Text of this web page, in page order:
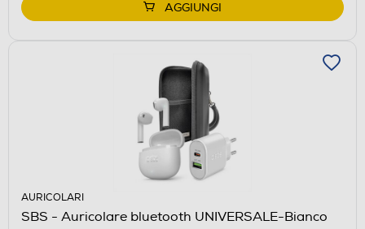
AGGIUNGI
AURICOLARI
SBS - Auricolare bluetooth UNIVERSALE-Bianco